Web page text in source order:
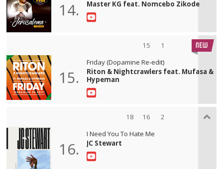
14. Master KG feat. Nomcebo Zikode
15 1
15.
Friday (Dopamine Re-edit)
Riton & Nightcrawlers feat. Mufasa &
Hypeman
18 16 2
16.
I Need You To Hate Me
JC Stewart